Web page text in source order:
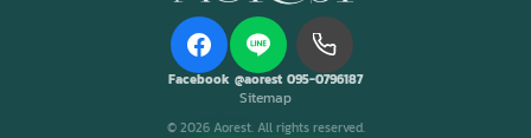
Facebook @aorest 095-0796187
Sitemap
© 2026 Aorest. All rights reserved.